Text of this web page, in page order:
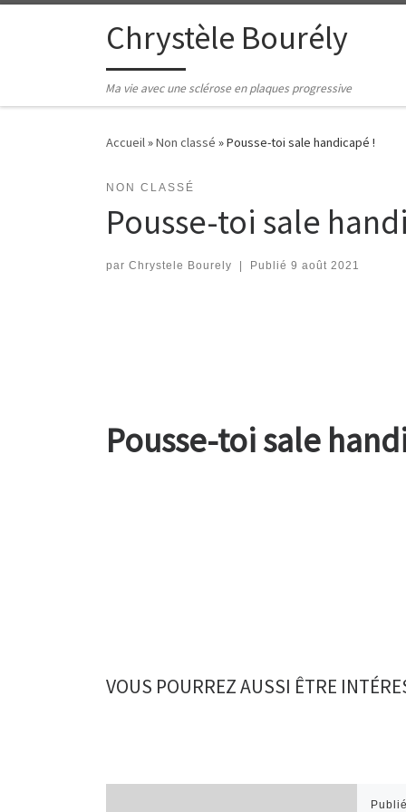
Passer au contenuChrystèle Bourély
Ma vie avec une sclérose en plaques progressive
Accueil»Non classé »Pousse-toi sale handicapé !
NON CLASSÉ
Pousse-toi sale
par Chrystele Bourely Publié 9 août 2021
Pousse-toi sale
VOUS POURREZ AUSSI ÊTRE
Publié